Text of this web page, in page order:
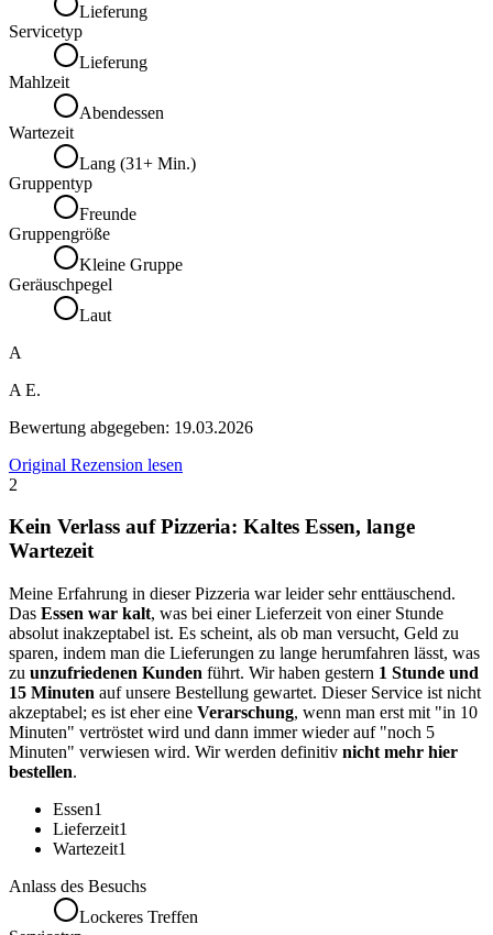
Lieferung
Servicetyp
Lieferung
Mahlzeit
Abendessen
Wartezeit
Lang (31+ Min.)
Gruppentyp
Freunde
Gruppengröße
Kleine Gruppe
Geräuschpegel
Laut
A
A E.
Bewertung abgegeben: 19.03.2026
Original Rezension lesen
2
Kein Verlass auf Pizzeria: Kaltes Essen, lange
Wartezeit
Meine Erfahrung in dieser Pizzeria war leider sehr enttäuschend.
Das Essen war kalt, was bei einer Lieferzeit von einer Stunde
absolut inakzeptabel ist. Es scheint, als ob man versucht, Geld zu
sparen, indem man die Lieferungen zu lange herumfahren lässt, was
zu unzufriedenen Kunden führt. Wir haben gestern 1 Stunde und
15 Minuten auf unsere Bestellung gewartet. Dieser Service ist nicht
akzeptabel; es ist eher eine Verarschung, wenn man erst mit "in 10
Minuten" vertröstet wird und dann immer wieder auf "noch 5
Minuten" verwiesen wird. Wir werden definitiv nicht mehr hier
bestellen.
Essen1
Lieferzeit1
Wartezeit1
Anlass des Besuchs
Lockeres Treffen